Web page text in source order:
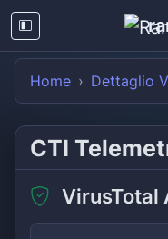
Home Dettaglio
CTI
VirusTotal